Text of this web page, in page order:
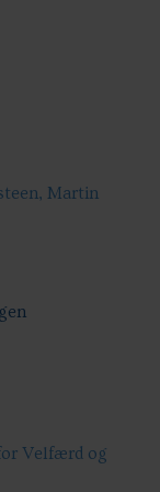
Martin
Velfærd og